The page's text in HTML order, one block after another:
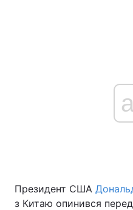
Президент США
з Китаю опинився